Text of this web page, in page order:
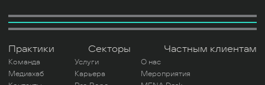
Практики Секторы Частным клиентам
Команда Услуги
О нас
Медиахаб
Карьера
Мероприятия